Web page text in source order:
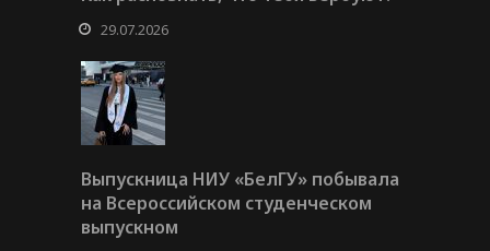
29.07.2026
Выпускница НИУ «БелГУ» побывала
на Всероссийском студенческом
выпускном